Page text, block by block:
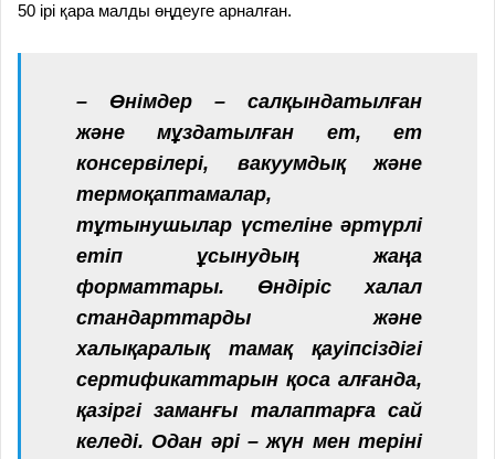
50 ірі қара малды өңдеуге арналған.
– Өнімдер – салқындатылған
және мұздатылған ет, ет
консервілері, вакуумдық және
термоқаптамалар,
тұтынушылар үстеліне әртүрлі
етіп ұсынудың жаңа
форматтары. Өндiрiс халал
стандарттарды және
халықаралық тамақ қауiпсiздiгi
сертификаттарын қоса алғанда,
қазiргi заманғы талаптарға сай
келедi. Одан әрі – жүн мен теріні